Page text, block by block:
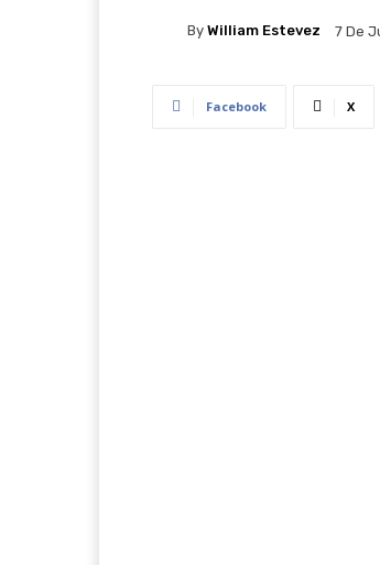
By William Estevez 7 De
Facebook X